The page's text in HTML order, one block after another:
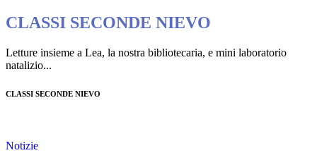
CLASSI SECONDE NIEVO
Letture insieme a Lea, la nostra bibliotecaria, e mini laboratorio
natalizio...
CLASSI SECONDE NIEVO
Notizie